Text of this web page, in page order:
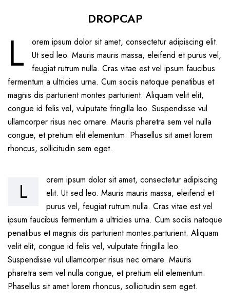
DROPCAP
L
orem ipsum dolor sit amet, consectetur adipiscing elit.
Ut sed leo. Mauris mauris massa, eleifend et purus vel,
feugiat rutrum nulla. Cras vitae est vel ipsum faucibus
fermentum a ultricies urna. Cum sociis natoque penatibus et
magnis dis parturient montes.parturient. Aliquam velit elit,
congue id felis vel, vulputate fringilla leo. Suspendisse vul
ullamcorper risus nec ornare. Mauris pharetra sem vel nulla
congue, et pretium elit elementum. Phasellus sit amet lorem
rhoncus, sollicitudin sem eget.
L
orem ipsum dolor sit amet, consectetur adipiscing
elit. Ut sed leo. Mauris mauris massa, eleifend et
purus vel, feugiat rutrum nulla. Cras vitae est vel
ipsum faucibus fermentum a ultricies urna. Cum sociis natoque
penatibus et magnis dis parturient montes.parturient. Aliquam
velit elit, congue id felis vel, vulputate fringilla leo.
Suspendisse vul ullamcorper risus nec ornare. Mauris
pharetra sem vel nulla congue, et pretium elit elementum.
Phasellus sit amet lorem rhoncus, sollicitudin sem eget.